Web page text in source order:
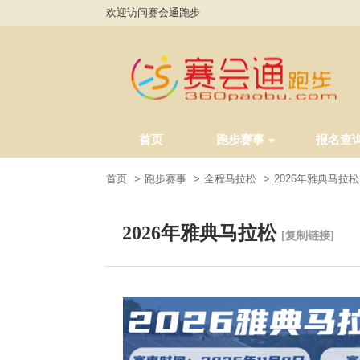
欢迎访问赛会通跑步
首页 跑步赛事 报名查
首页 跑步赛事 全程马拉松 2026年雅典马拉松
2026年雅典马拉松 [复制链接]